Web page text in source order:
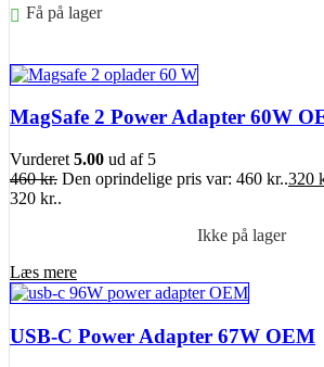
Få på lager
MagSafe 2 Power Adapter 60W
Vurderet 5.00 ud af 5
460kr. Den oprindelige pris var: 460 kr..320
320 kr..
Ikke på lager
Læs mere
USB-C Power Adapter 67W OEM